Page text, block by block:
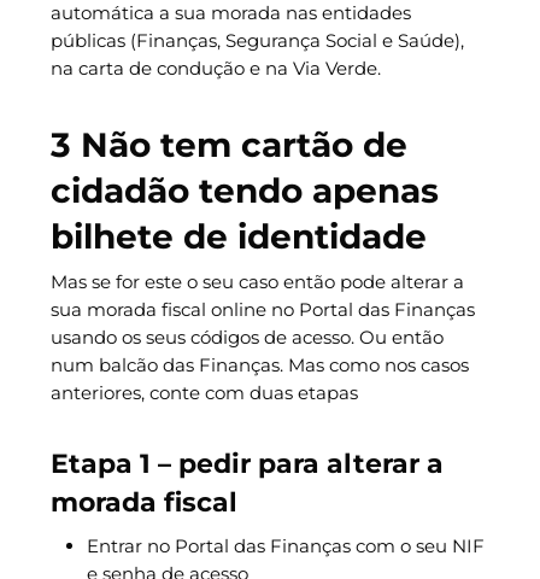
automática a sua morada nas entidades
públicas (Finanças, Segurança Social e Saúde),
na carta de condução e na Via Verde.
3 Não tem cartão de
cidadão tendo apenas
bilhete de identidade
Mas se for este o seu caso então pode alterar a
sua morada fiscal online no Portal das Finanças
usando os seus códigos de acesso. Ou então
num balcão das Finanças. Mas como nos casos
anteriores, conte com duas etapas
Etapa 1 – pedir para alterar a
morada fiscal
Entrar no Portal das Finanças com o seu NIF
e senha de acesso